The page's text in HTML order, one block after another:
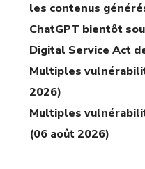
les contenus
ChatGPT bientôt
Digital Service Act
Multiples
2026)
Multiples
(06 août 2026)